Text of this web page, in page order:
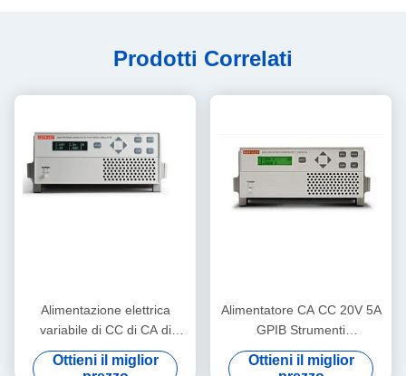
Prodotti Correlati
Alimentazione elettrica
variabile di CC di CA di
Keithley 2306, analizzatore
programmabile del
Ottieni il miglior
Alimentatore CA CC 20V 5A
GPIB Strumenti
programmabili Keithley
2304A
Ottieni il miglior